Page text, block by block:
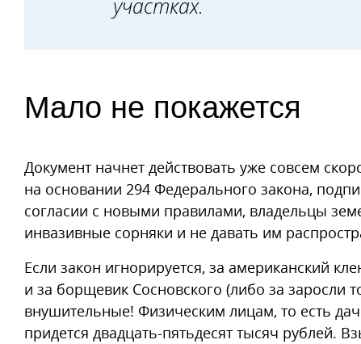
участках.
Мало не покажется
Документ начнет действовать уже совсем
на основании 294 Федерального закона,
согласии с новыми правилами, владельцы
инвазивные сорняки и не давать им
Если закон игнорируется, за американский
и за борщевик Сосновского (либо за заросли
внушительные! Физическим лицам, то есть
придется двадцать-пятьдесят тысяч рублей.